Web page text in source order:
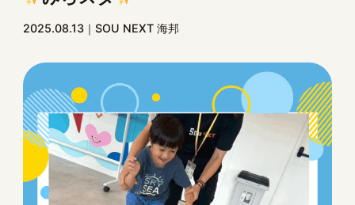
2025.08.13 SOU NEXT 海邦